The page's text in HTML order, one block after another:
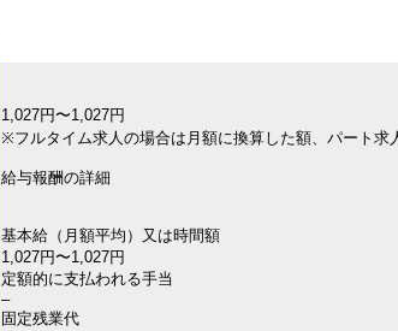
1,027円〜1,027円
※フルタイム求人の場合は月額に換算した額、パート求
給与報酬の詳細
基本給（月額平均）又は時間額
1,027円〜1,027円
定額的に支払われる手当
–
固定残業代